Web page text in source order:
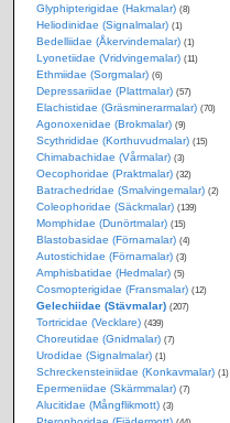
Glyphipterigidae (Hakmalar) (8)
Heliodinidae (Signalmalar) (1)
Bedelliidae (Åkervindemalar) (1)
Lyonetiidae (Vridvingemalar) (11)
Ethmiidae (Sorgmalar) (6)
Depressariidae (Plattmalar) (57)
Elachistidae (Gräsminerarmalar) (70)
Agonoxenidae (Brokmalar) (9)
Scythrididae (Korthuvudmalar) (15)
Chimabachidae (Vårmalar) (3)
Oecophoridae (Praktmalar) (32)
Batrachedridae (Smalvingemalar) (2)
Coleophoridae (Säckmalar) (139)
Momphidae (Dunörtmalar) (15)
Blastobasidae (Förnamalar) (4)
Autostichidae (Förnamalar) (3)
Amphisbatidae (Hedmalar) (5)
Cosmopterigidae (Fransmalar) (12)
Gelechiidae (Stävmalar) (207)
Tortricidae (Vecklare) (439)
Choreutidae (Gnidmalar) (7)
Urodidae (Signalmalar) (1)
Schreckensteiniidae (Konkavmalar) (1)
Epermeniidae (Skärmmalar) (7)
Alucitidae (Mångflikmott) (3)